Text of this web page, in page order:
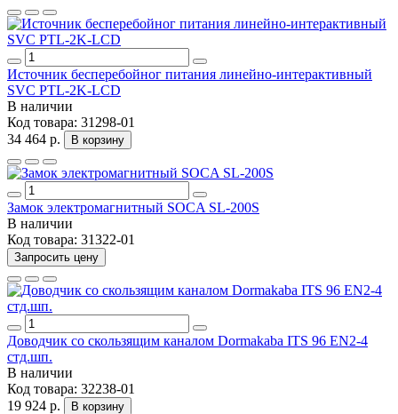
Источник бесперебойног питания линейно-интерактивный
SVC PTL-2K-LCD
В наличии
Код товара: 31298-01
34 464 р.
В корзину
Замок электромагнитный SOCA SL-200S
В наличии
Код товара: 31322-01
Запросить цену
Доводчик со скользящим каналом Dormakaba ITS 96 EN2-4
стд.шп.
В наличии
Код товара: 32238-01
19 924 р.
В корзину